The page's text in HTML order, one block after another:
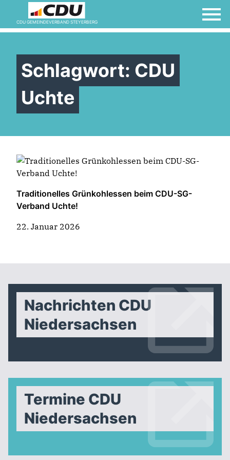
CDU GEMEINDEVERBAND STEYERBERG
Schlagwort: CDU
Uchte
Traditionelles Grünkohlessen beim CDU-SG-
Verband Uchte!
22. Januar 2026
Nachrichten CDU
Niedersachsen
Termine CDU
Niedersachsen